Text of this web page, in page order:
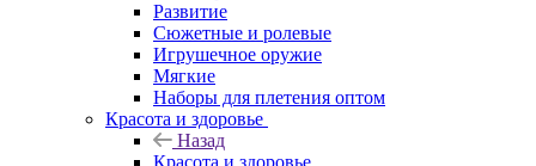
Развитие
Сюжетные и ролевые
Игрушечное оружие
Мягкие
Наборы для плетения оптом
Красота и здоровье
Назад
Красота и здоровье